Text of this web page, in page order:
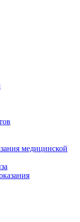
медицинской